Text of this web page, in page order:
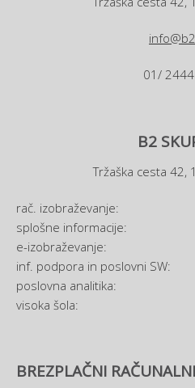
01/
B2
Tržaška cesta 42,
rač. izobraževanje:
splošne informacije:
e-izobraževanje:
inf. podpora in poslovni SW:
poslovna analitika:
visoka šola:
BREZPLAČNI